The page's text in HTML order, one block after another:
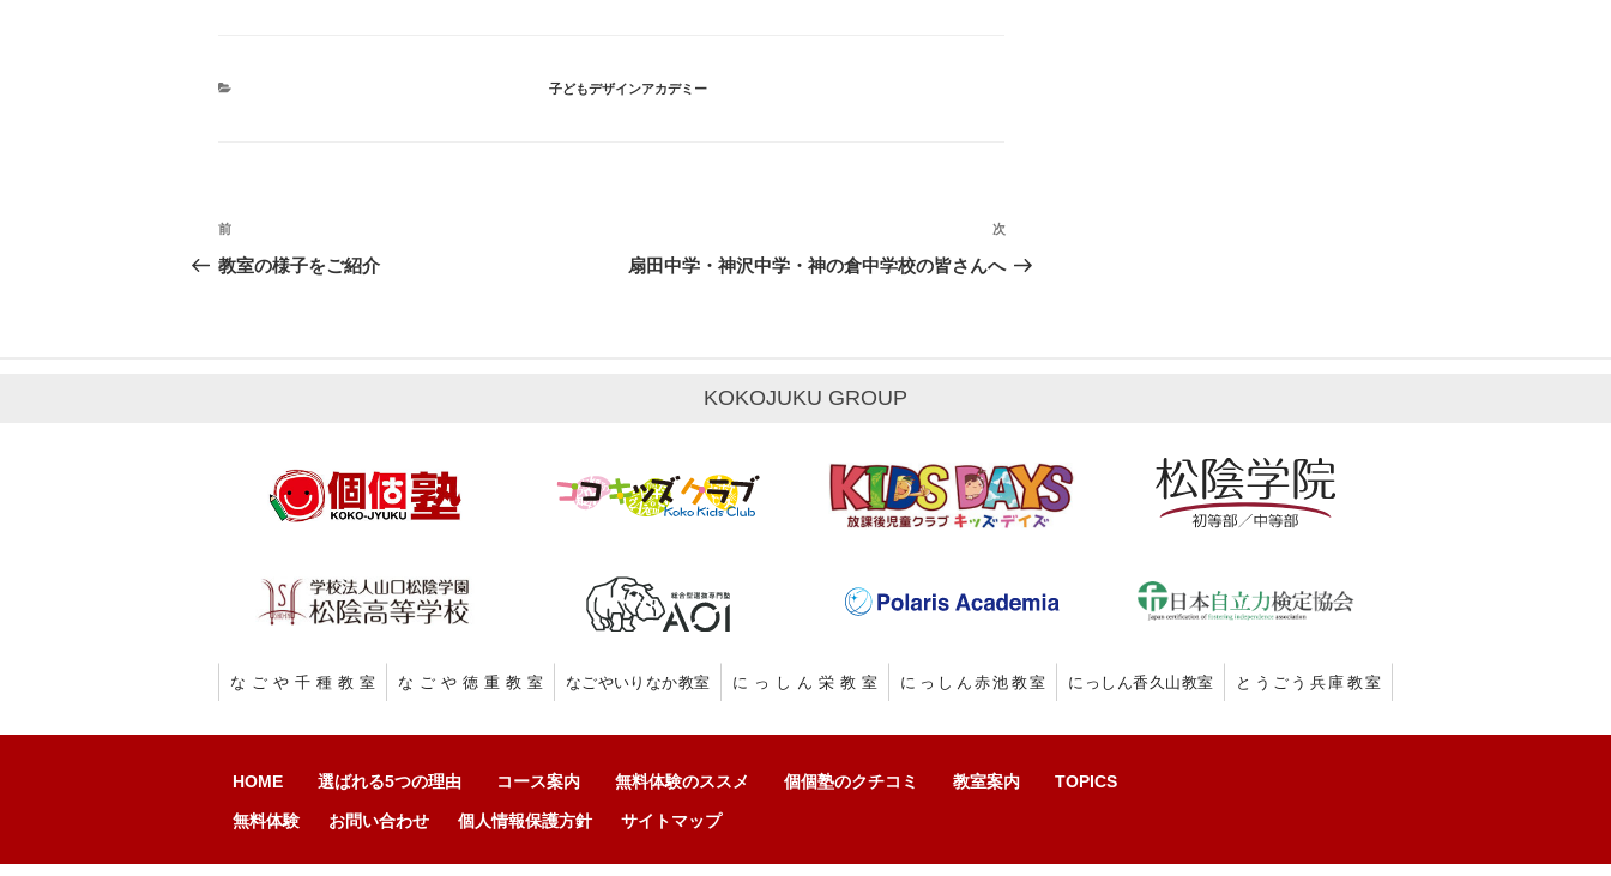
カ
子どもデザインアカデミー
投
稿
前
の
前
教室の様子をご紹介
次
の
次
扇田中学・神沢中学・神の倉中学校の皆さんへ
KOKOJUKU GROUP
なごや千種教室 なごや徳重教室 なごやいりなか教室 にっしん栄教室 にっしん赤池教室 にっしん香久山教室 とうごう兵庫教室
HOME 選ばれる5つの理由 コース案内 無料体験のススメ 個個塾のクチコミ 教室案内 TOPICS
無料体験 お問い合わせ 個人情報保護方針 サイトマップ